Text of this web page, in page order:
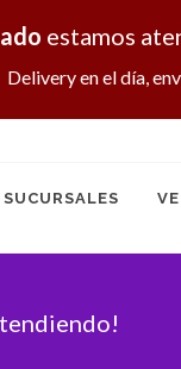
estamos
Delivery en el día,
SUCURSALES